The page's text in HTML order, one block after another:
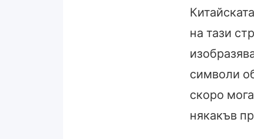
на тази
символи
скоро
някакъв